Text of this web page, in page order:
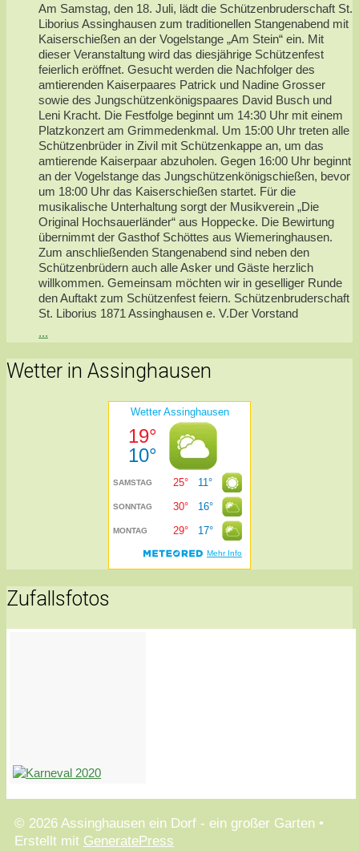
Am Samstag, den 18. Juli, lädt die Schützenbruderschaft St.
Liborius Assinghausen zum traditionellen Stangenabend mit
Kaiserschießen an der Vogelstange „Am Stein“ ein. Mit
dieser Veranstaltung wird das diesjährige Schützenfest
feierlich eröffnet. Gesucht werden die Nachfolger des
amtierenden Kaiserpaares Patrick und Nadine Grosser
sowie des Jungschützenkönigspaares David Busch und
Leni Kracht. Die Festfolge beginnt um 14:30 Uhr mit einem
Platzkonzert am Grimmedenkmal. Um 15:00 Uhr treten alle
Schützenbrüder in Zivil mit Schützenkappe an, um das
amtierende Kaiserpaar abzuholen. Gegen 16:00 Uhr beginnt
an der Vogelstange das Jungschützenkönigschießen, bevor
um 18:00 Uhr das Kaiserschießen startet. Für die
musikalische Unterhaltung sorgt der Musikverein „Die
Original Hochsauerländer“ aus Hoppecke. Die Bewirtung
übernimmt der Gasthof Schöttes aus Wiemeringhausen.
Zum anschließenden Stangenabend sind neben den
Schützenbrüdern auch alle Asker und Gäste herzlich
willkommen. Gemeinsam möchten wir in geselliger Runde
den Auftakt zum Schützenfest feiern. Schützenbruderschaft
St. Liborius 1871 Assinghausen e. V.Der Vorstand
...
Wetter in Assinghausen
Zufallsfotos
© 2026 Assinghausen ein Dorf - ein großer Garten •
Erstellt mit GeneratePress